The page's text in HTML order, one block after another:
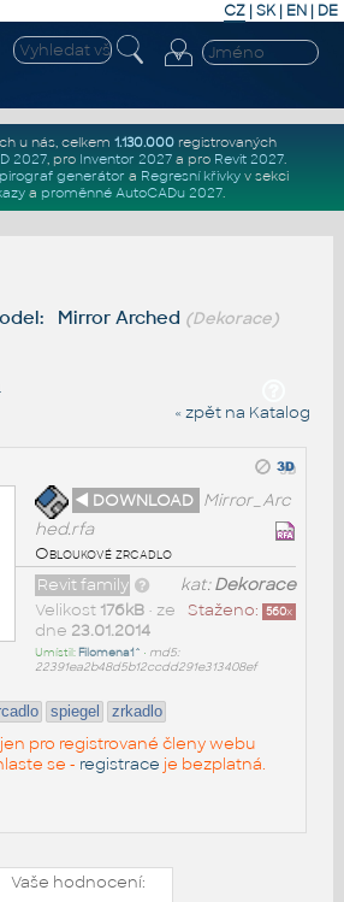
CZ | SK| EN | DE
u nás, celkem 1.130.000registrovaných
2027, pro Inventor 2027a pro Revit 2027.
generátor a Regresní křivkyv sekci
a proměnné AutoCADu 2027.
Mirror Arched (Dekorace)
« zpět na Katalog
◄ DOWNLOAD Mirror_Arc
hed.rfa
Obloukové zrcadlo
kat:Dekorace
Revit family
Staženo: 560x
Velikost 176kB• ze
dne 23.01.2014
Umístil: Filomena1^ • md5:
22391ea2b48d5b12ccdd291e313408ef
spiegel zrkadlo
pro registrované členy webu
se - registrace je bezplatná.
Vaše hodnocení: